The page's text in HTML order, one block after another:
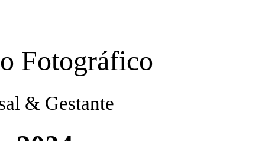
Fotográfico
& Gestante